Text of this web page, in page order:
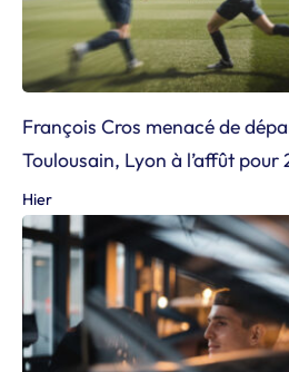
François Cros menacé de
Toulousain, Lyon à l’affût pour
Hier